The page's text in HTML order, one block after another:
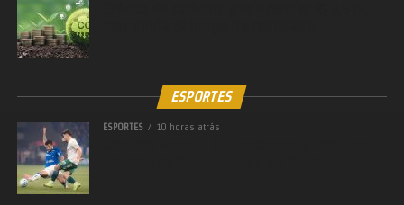
ESPORTES
ESPORTES 10 horas atrás